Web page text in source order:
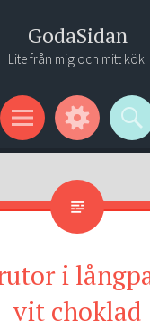
GodaSidan
Lite från mig och mitt kök.
i
vit choklad